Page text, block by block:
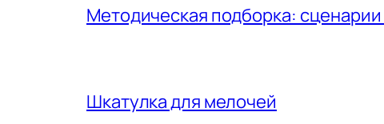
Методическая подборка:
Шкатулка для мелочей